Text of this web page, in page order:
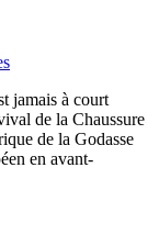
jamais à court
de la Chaussure
de la Godasse
en avant-